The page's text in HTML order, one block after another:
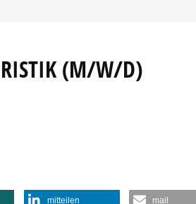
(M/W/D)
mitteilen mail